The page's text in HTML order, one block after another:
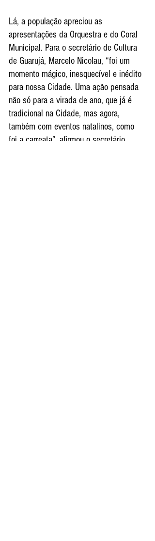
Lá, a população apreciou as
apresentações da Orquestra e do Coral
Municipal. Para o secretário de Cultura
de Guarujá, Marcelo Nicolau, “foi um
momento mágico, inesquecível e inédito
para nossa Cidade. Uma ação pensada
não só para a virada de ano, que já é
tradicional na Cidade, mas agora,
também com eventos natalinos, como
foi a carreata”, afirmou o secretário.